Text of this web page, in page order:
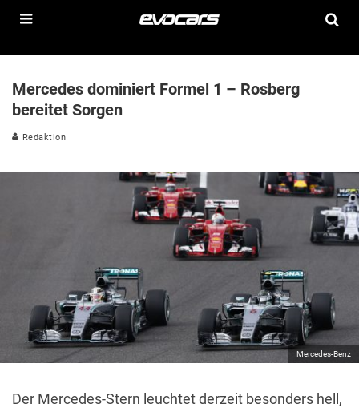
Mercedes dominiert Formel 1 – Rosberg
bereitet Sorgen
Redaktion
Mercedes-Benz
Der Mercedes-Stern leuchtet derzeit besonders hell,